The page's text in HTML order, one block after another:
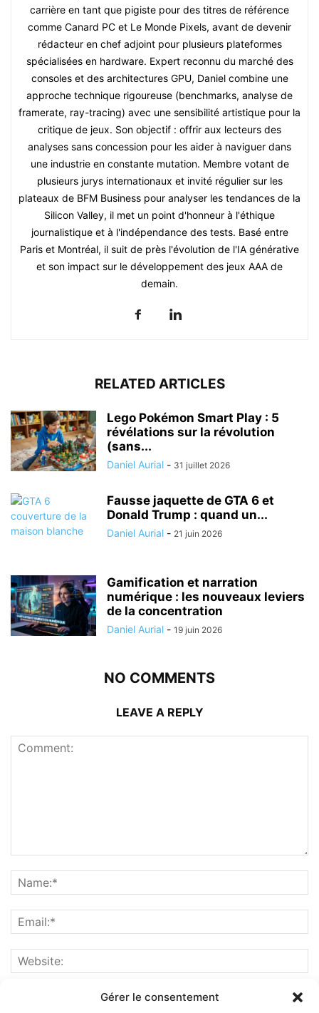
Gérer le consentement
carrière en tant que pigiste pour des titres de référence
comme Canard PC et Le Monde Pixels, avant de devenir
rédacteur en chef adjoint pour plusieurs plateformes
spécialisées en hardware. Expert reconnu du marché des
consoles et des architectures GPU, Daniel combine une
approche technique rigoureuse (benchmarks, analyse de
framerate, ray-tracing) avec une sensibilité artistique pour la
critique de jeux. Son objectif : offrir aux lecteurs des
analyses sans concession pour les aider à naviguer dans
une industrie en constante mutation. Membre votant de
plusieurs jurys internationaux et invité régulier sur les
plateaux de BFM Business pour analyser les tendances de la
Silicon Valley, il met un point d'honneur à l'éthique
journalistique et à l'indépendance des tests. Basé entre
Paris et Montréal, il suit de près l'évolution de l'IA générative
et son impact sur le développement des jeux AAA de
demain.
RELATED ARTICLES
Lego Pokémon Smart Play : 5
révélations sur la révolution
(sans...
Daniel Aurial - 31 juillet 2026
Fausse jaquette de GTA 6 et
Donald Trump : quand un...
Daniel Aurial - 21 juin 2026
Gamification et narration
numérique : les nouveaux leviers
de la concentration
Daniel Aurial - 19 juin 2026
NO COMMENTS
LEAVE A REPLY